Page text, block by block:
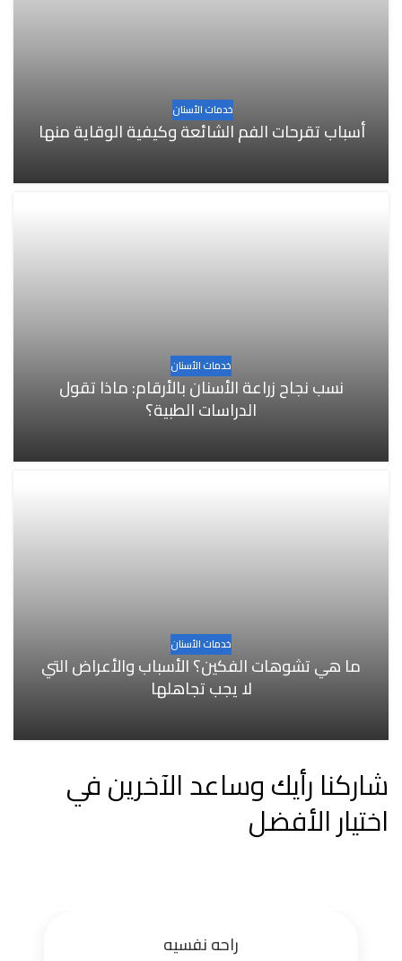
خدمات الأسنان
أسباب تقرحات الفم الشائعة وكيفية الوقاية منها
خدمات الأسنان
نسب نجاح زراعة الأسنان بالأرقام: ماذا تقول
الدراسات الطبية؟
خدمات الأسنان
ما هي تشوهات الفكين؟ الأسباب والأعراض التي
لا يجب تجاهلها
شاركنا رأيك وساعد الآخرين في
اختيار الأفضل
راحه نفسيه